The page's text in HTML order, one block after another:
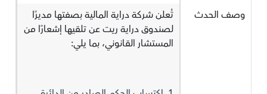
وصف الحدث
تُعلن شركة دراية المالية بصفتها مديرًا
لصندوق دراية ريت عن تلقيها إشعارًا من
المستشار القانوني، بما يلي: